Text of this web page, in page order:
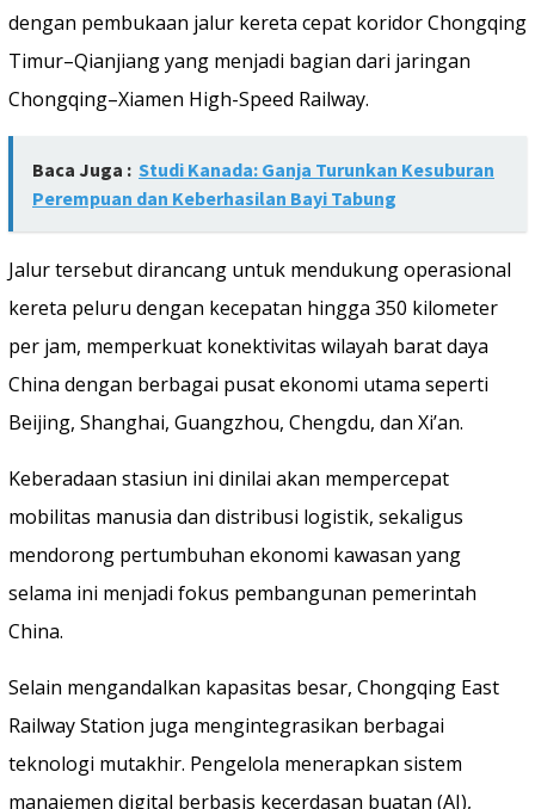
dengan pembukaan jalur kereta cepat koridor Chongqing
Timur–Qianjiang yang menjadi bagian dari jaringan
Chongqing–Xiamen High-Speed Railway.
Baca Juga : Studi Kanada: Ganja Turunkan Kesuburan
Perempuan dan Keberhasilan Bayi Tabung
Jalur tersebut dirancang untuk mendukung operasional
kereta peluru dengan kecepatan hingga 350 kilometer
per jam, memperkuat konektivitas wilayah barat daya
China dengan berbagai pusat ekonomi utama seperti
Beijing, Shanghai, Guangzhou, Chengdu, dan Xi’an.
Keberadaan stasiun ini dinilai akan mempercepat
mobilitas manusia dan distribusi logistik, sekaligus
mendorong pertumbuhan ekonomi kawasan yang
selama ini menjadi fokus pembangunan pemerintah
China.
Selain mengandalkan kapasitas besar, Chongqing East
Railway Station juga mengintegrasikan berbagai
teknologi mutakhir. Pengelola menerapkan sistem
manajemen digital berbasis kecerdasan buatan (AI),